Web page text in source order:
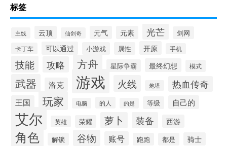
标签
主线 云顶 仙剑奇 元气 元素 光芒 剑网
卡丁车 可以通过 小游戏 属性 开原 手机
技能 攻略 方舟 星际争霸 最终幻想 模式
武器 洛克 游戏 火线 炮塔 热血传奇
王国 玩家 电脑 的人 的是 等级 自己的
艾尔 英雄 荣耀 萝卜 装备 西游
角色 解锁 谷物 账号 跑跑 都是 骑士